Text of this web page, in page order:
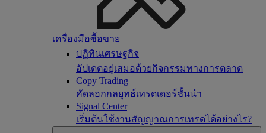
เครื่องมือซื้อขาย
ปฏิทินเศรษฐกิจ
อัปเดตอยู่เสมอด้วยกิจกรรมทางการตลาด
Copy Trading
คัดลอกกลยุทธ์เทรดเดอร์ชั้นนำ
Signal Center
เริ่มต้นใช้งานสัญญาณการเทรดได้อย่างไร?